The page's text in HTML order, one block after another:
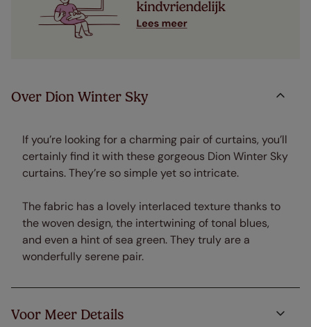
Over Dion Winter Sky
If you’re looking for a charming pair of curtains, you’ll
certainly find it with these gorgeous Dion Winter Sky
curtains. They’re so simple yet so intricate.
The fabric has a lovely interlaced texture thanks to
the woven design, the intertwining of tonal blues,
and even a hint of sea green. They truly are a
wonderfully serene pair.
Voor Meer Details